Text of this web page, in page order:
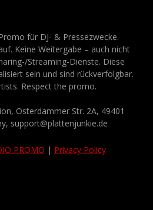
für DJ- & Pressezwecke.
Keine Weitergabe – auch nicht
Streaming-Dienste. Diese
sein und sind rückverfolgbar.
Respect the promo.
Osterdammer Str. 2A, 49401
support@plattenjunkie.de
PROMO | Privacy Policy